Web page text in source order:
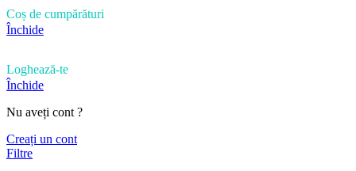
Coș de cumpărături
Închide
Loghează-te
Închide
Nu aveți cont ?
Creați un cont
Filtre